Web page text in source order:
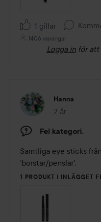
1 gillar
1406 visningar
Logga in för att
Hanna
2 år
Inlägget
Fel kategori.
Samtliga eye sticks
'borstar/penslar'.
1 PRODUKT I INLÄGGET